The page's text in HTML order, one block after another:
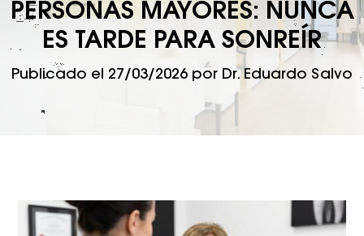
PERSONAS MAYORES: NUNCA
ES TARDE PARA SONREÍR
Publicado el 27/03/2026 por Dr. Eduardo Salvo